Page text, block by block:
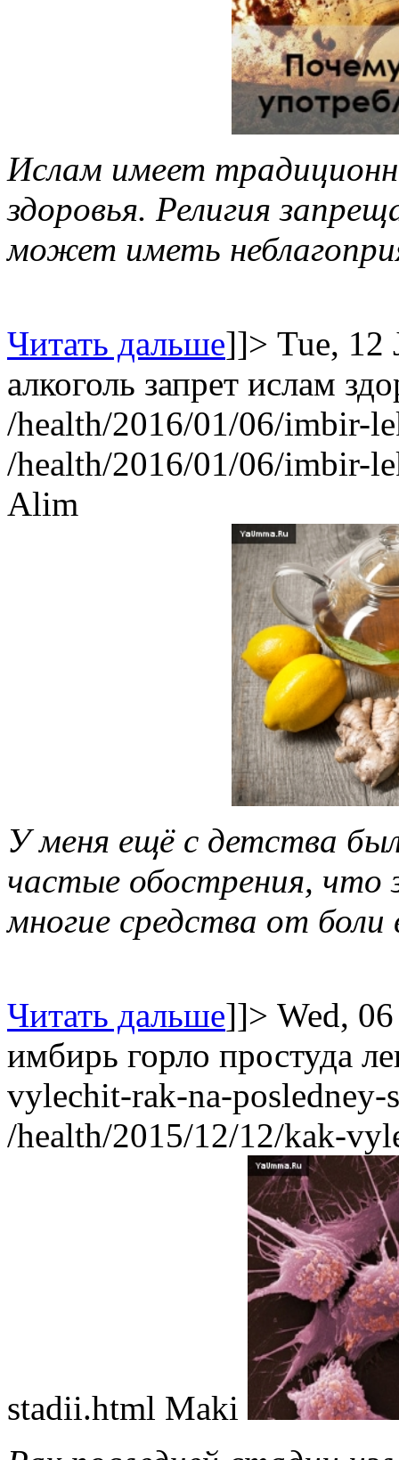
Ислам имеет
здоровья. Религия
может иметь
Читать дальше]]> Tue, 12
алкоголь запрет ислам
/health/2016/01/06/imbir-
/health/2016/01/06/imbir-
Alim
У меня ещё с детства
частые обострения, что
многие средства от
Читать дальше]]> Wed,
имбирь горло простуда
vylechit-rak-na-
/health/2015/12/12/kak-
stadii.html Maki